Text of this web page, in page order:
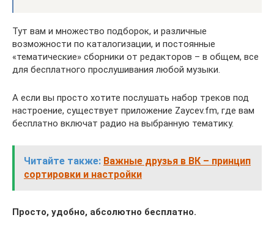
Тут вам и множество подборок, и различные
возможности по каталогизации, и постоянные
«тематические» сборники от редакторов – в общем, все
для бесплатного прослушивания любой музыки.
А если вы просто хотите послушать набор треков под
настроение, существует приложение Zaycev.fm, где вам
бесплатно включат радио на выбранную тематику.
Читайте также: Важные друзья в ВК – принцип
сортировки и настройки
Просто, удобно, абсолютно бесплатно.